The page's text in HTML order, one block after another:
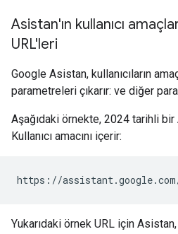
Asistan'ın kullanıcı
URL'leri
Google Asistan, kullanıcıların
parametreleri çıkarır: ve diğer
Aşağıdaki örnekte, 2024 tarihli
Kullanıcı amacını içerir:
Yukarıdaki örnek URL için Asistan,